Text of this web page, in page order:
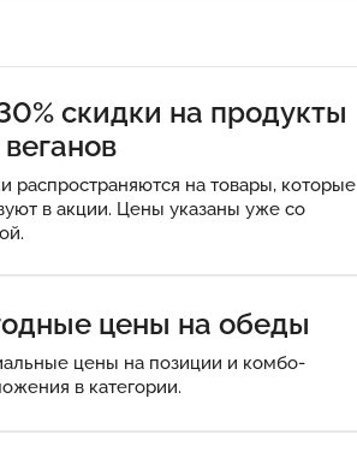
скидки на продукты
распространяются на товары, которые
в акции. Цены указаны уже со
цены на обеды
цены на позиции и комбо-
в категории.